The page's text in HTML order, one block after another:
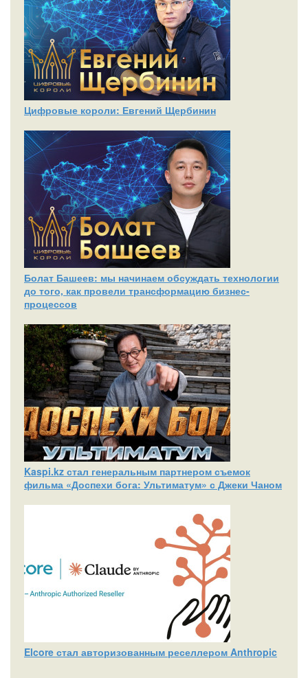
Цифровые короли: Евгений Щербинин
Болат Башеев: мы начинаем обсуждать технологии
до того, как провели трансформацию бизнес-
процессов
Kaspi.kz стал генеральным партнером съемок
фильма «Доспехи бога: Ультиматум» с Джеки Чаном
Elcore стал авторизованным реселлером Anthropic